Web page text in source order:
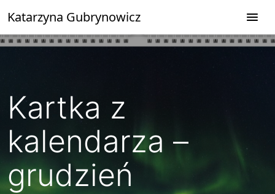
do
treści
Katarzyna Gubrynowicz
Kartka z
kalendarza –
grudzień